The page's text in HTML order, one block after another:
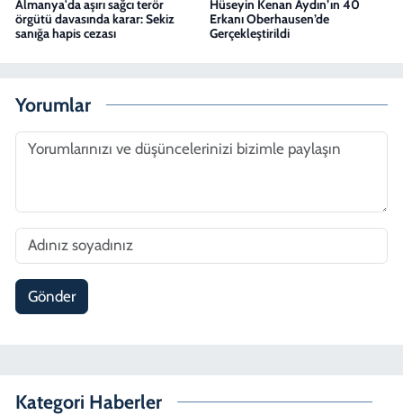
Almanya'da aşırı sağcı terör
örgütü davasında karar: Sekiz
sanığa hapis cezası
Hüseyin Kenan Aydın’ın 40
Erkanı Oberhausen’de
Gerçekleştirildi
Yorumlar
Gönder
Kategori Haberler